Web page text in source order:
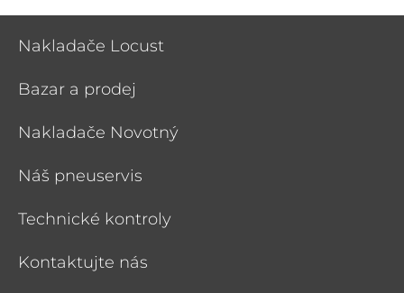
Nakladače Locust
Bazar a prodej
Nakladače Novotný
Náš pneuservis
Technické kontroly
Kontaktujte nás